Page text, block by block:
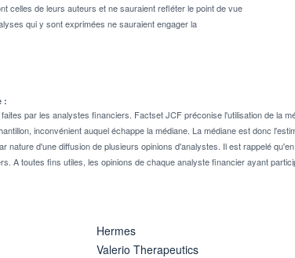
celles de leurs auteurs et ne sauraient refléter le point de vue
qui y sont exprimées ne sauraient engager la
:
par les analystes financiers. Factset JCF préconise l'utilisation de la
inconvénient auquel échappe la médiane. La médiane est donc
d'une diffusion de plusieurs opinions d'analystes. Il est rappelé
A toutes fins utiles, les opinions de chaque analyste financier ayant
Hermes
Valerio Therapeutics